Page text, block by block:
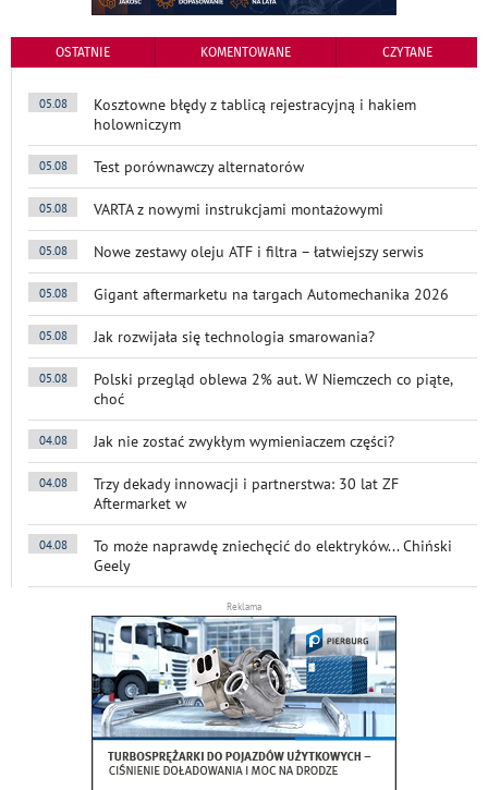
OSTATNIE KOMENTOWANE CZYTANE
05.08
Kosztowne błędy z tablicą rejestracyjną i hakiem
holowniczym
05.08 Test porównawczy alternatorów
05.08 VARTA z nowymi instrukcjami montażowymi
05.08 Nowe zestawy oleju ATF i filtra – łatwiejszy serwis
05.08 Gigant aftermarketu na targach Automechanika 2026
05.08 Jak rozwijała się technologia smarowania?
05.08
Polski przegląd oblewa 2% aut. W Niemczech co piąte,
choć
04.08 Jak nie zostać zwykłym wymieniaczem części?
04.08
Trzy dekady innowacji i partnerstwa: 30 lat ZF
Aftermarket w
04.08
To może naprawdę zniechęcić do elektryków... Chiński
Geely
Reklama